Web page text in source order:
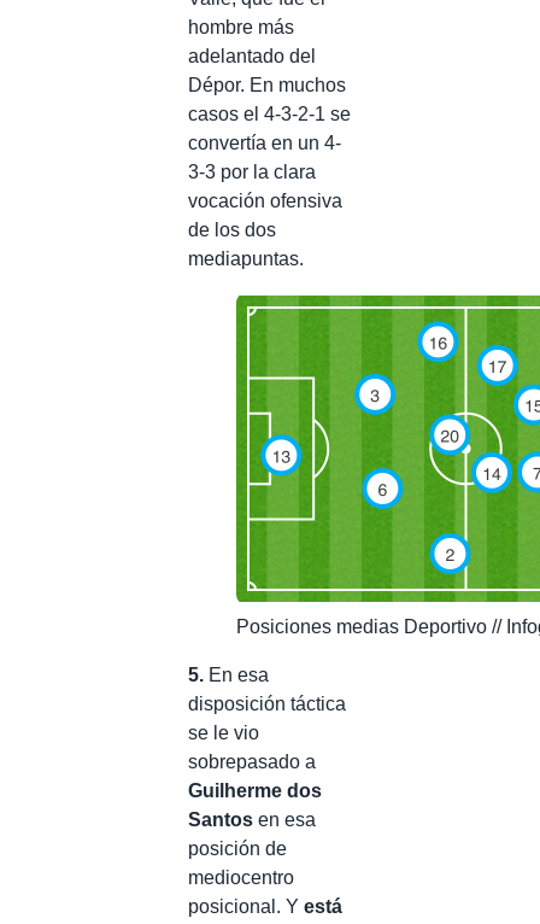
hombre más
adelantado del
Dépor. En muchos
casos el 4-3-2-1 se
convertía en un 4-
3-3 por la clara
vocación ofensiva
de los dos
mediapuntas.
Posiciones medias Deportivo //
5. En esa
disposición táctica
se le vio
sobrepasado a
Guilherme dos
Santos en esa
posición de
mediocentro
posicional. Y está